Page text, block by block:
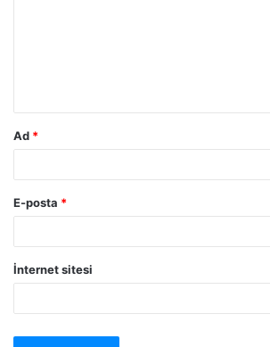
Ad *
E-posta *
İnternet sitesi